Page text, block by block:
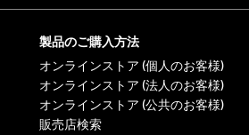
製品のご購入方法
オンラインストア (個人のお客様)
オンラインストア (法人のお客様)
オンラインストア (公共のお客様)
販売店検索